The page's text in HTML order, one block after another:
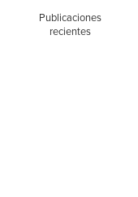
Publicaciones
recientes